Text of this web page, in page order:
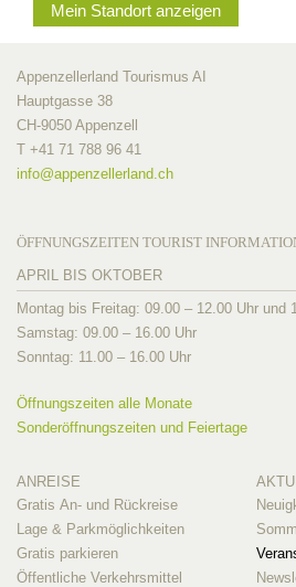
Mein Standort anzeigen
Appenzellerland Tourismus AI
Hauptgasse 38
CH-9050 Appenzell
T +41 71 788 96 41
info@appenzellerland.ch
ÖFFNUNGSZEITEN TOURIST
APRIL BIS OKTOBER
Montag bis Freitag: 09.00 – 12.00 Uhr und
Samstag: 09.00 – 16.00 Uhr
Sonntag: 11.00 – 16.00 Uhr
Öffnungszeiten alle Monate
Sonderöffnungszeiten und Feiertage
ANREISE
Gratis An- und Rückreise
Lage & Parkmöglichkeiten
Gratis parkieren
Öffentliche Verkehrsmittel